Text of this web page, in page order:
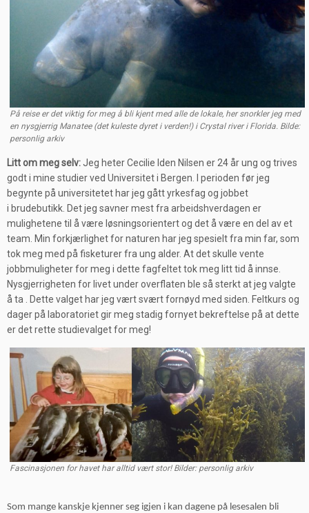
På reise er det viktig for meg å bli kjent med alle de lokale, her snorkler jeg med
en nysgjerrig Manatee (det kuleste dyret i verden!) i Crystal river i Florida. Bilde:
personlig arkiv
Litt om meg selv:Jeg heter Cecilie Iden Nilsen er 24 år ung og trives
godt i mine studier ved Universitet i Bergen. I perioden før jeg
begynte på universitetet har jeg gått yrkesfag og jobbet
i brudebutikk . Det jeg savner mest fra arbeidshverdagen er
mulighetene til å være løsningsorientert og det å være en del av et
team. Min forkjærlighet for naturen har jeg spesielt fra min far, som
tok meg med på fisketurer fra ung alder. At det skulle vente
jobbmuligheter for meg i dette fagfeltet tok meg litt tid å innse.
Nysgjerrigheten for livet under overflaten ble så sterkt at jeg valgte
å ta . Dette valget har jeg vært svært fornøyd med siden. Feltkurs og
dager på laboratoriet gir meg stadig fornyet bekreftelse på at dette
er det rette studievalget for meg!
Fascinasjonen for havet har alltid vært stor! Bilder: personlig arkiv
Som mange kanskje kjenner seg igjen i kan dagene på lesesalen bli